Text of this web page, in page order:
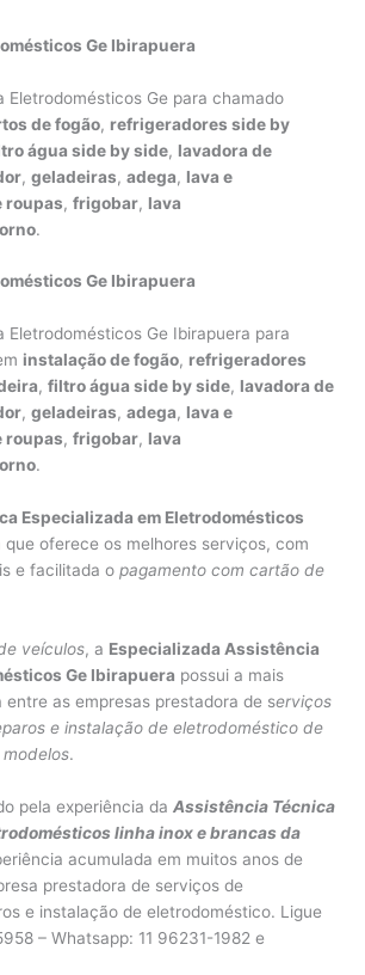
Ge Ibirapuera
Eletrodomésticos Ge para chamado
de fogão, refrigeradores side by
água side by side, lavadora de
,geladeiras,adega, lava e
roupas,frigobar, lava
.
Ge Ibirapuera
Eletrodomésticos Ge Ibirapuera para
instalação de fogão, refrigeradores
,filtro água side by side, lavadora de
,geladeiras,adega, lava e
roupas,frigobar, lava
.
Especializada em Eletrodomésticos
que oferece os melhores serviços, com
e facilitada opagamento com cartão de
veículos, a Especializada Assistência
Ge Ibirapuera possui a mais
as empresas prestadora de serviços
e instalação de eletrodoméstico de
.
pela experiência daAssistência Técnica
linha inox e brancas da
acumulada em muitos anos de
prestadora de serviços de
e instalação de eletrodoméstico. Ligue
– Whatsapp: 11 96231-1982 e